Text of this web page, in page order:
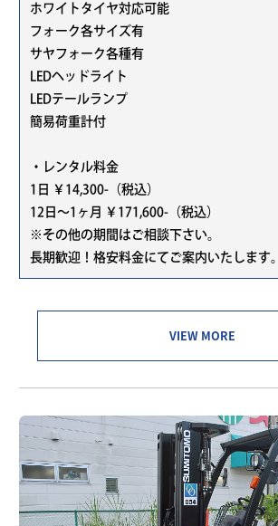
ホワイトタイヤ対応可能
フォーク各サイズ有
サヤフォーク各種有
LEDヘッドライト
LEDテールランプ
簡易荷重計付
・レンタル料金
1日 ￥14,300-（税込）
12日～1ヶ月 ￥171,600-（税込）
※その他の期間はご相談下さい。
長期歓迎！格安料金にてご案内いたします。
VIEW MORE